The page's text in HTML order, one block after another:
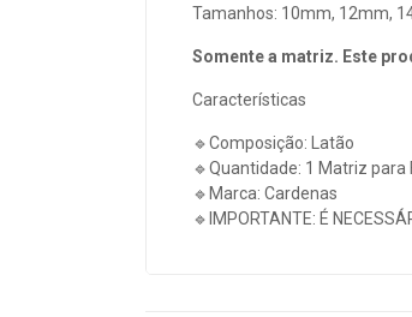
Tamanhos: 10mm, 12mm,
Somente a matriz. Este
Características
🔹Composição: Latão
🔹Quantidade: 1 Matriz para
🔹Marca: Cardenas
🔹IMPORTANTE: É